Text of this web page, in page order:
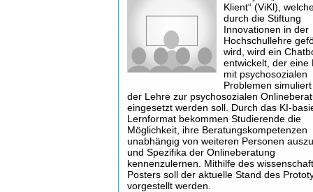
Klient“ (ViKl),
durch die Stiftung
Innovationen in der
Hochschullehre
wird, wird ein
entwickelt, der eine
mit psychosozialen
Problemen
der Lehre zur psychosozialen
eingesetzt werden soll. Durch das KI-
Lernformat bekommen Studierende die
Möglichkeit, ihre Beratungskompetenzen
unabhängig von weiteren Personen
und Spezifika der Onlineberatung
kennenzulernen. Mithilfe des
Posters soll der aktuelle Stand des
vorgestellt werden.